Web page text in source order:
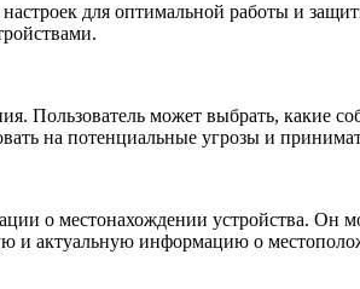
для оптимальной работы и
Пользователь может выбрать, какие
на потенциальные угрозы и
о местонахождении устройства. Он
и актуальную информацию о